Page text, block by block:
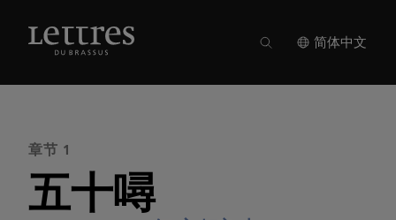
简体中文
章节 1
五十噚